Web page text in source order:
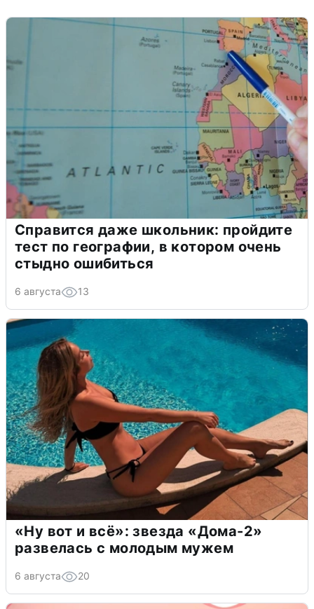
Справится даже школьник: пройдите
тест по географии, в котором очень
стыдно ошибиться
6 августа 13
«Ну вот и всё»: звезда «Дома-2»
развелась с молодым мужем
6 августа 20